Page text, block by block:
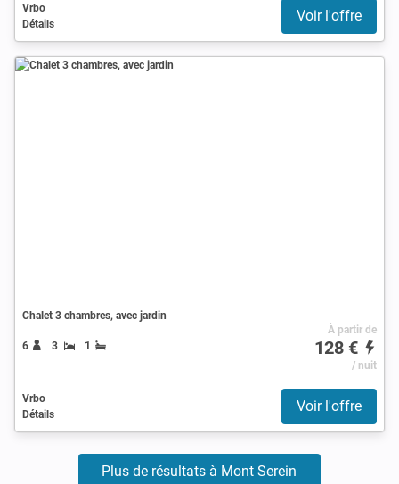
Vrbo
Détails
Voir l'offre
Chalet 3 chambres, avec jardin
6 3 1
À partir de
128 €
/ nuit
Vrbo
Détails
Voir l'offre
Plus de résultats à Mont Serein